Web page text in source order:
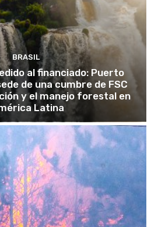
BRASIL
al financiado: Puerto
de una cumbre de FSC
y el manejo forestal en
Latina